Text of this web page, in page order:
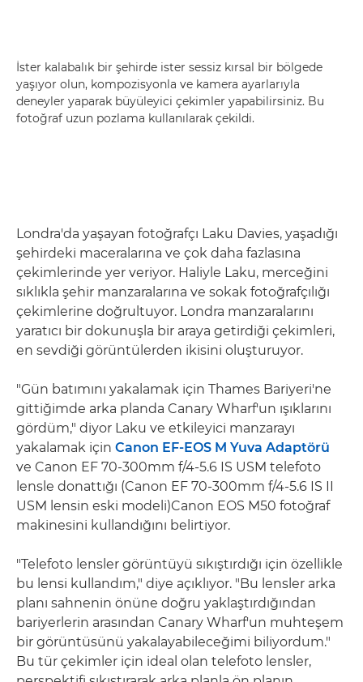
İster kalabalık bir şehirde ister sessiz kırsal bir bölgede
yaşıyor olun, kompozisyonla ve kamera ayarlarıyla
deneyler yaparak büyüleyici çekimler yapabilirsiniz. Bu
fotoğraf uzun pozlama kullanılarak çekildi.
Londra'da yaşayan fotoğrafçı Laku Davies, yaşadığı
şehirdeki maceralarına ve çok daha fazlasına
çekimlerinde yer veriyor. Haliyle Laku, merceğini
sıklıkla şehir manzaralarına ve sokak fotoğrafçılığı
çekimlerine doğrultuyor. Londra manzaralarını
yaratıcı bir dokunuşla bir araya getirdiği çekimleri,
en sevdiği görüntülerden ikisini oluşturuyor.
"Gün batımını yakalamak için Thames Bariyeri'ne
gittiğimde arka planda Canary Wharf'un ışıklarını
gördüm," diyor Laku ve etkileyici manzarayı
yakalamak için Canon EF-EOS M Yuva Adaptörü
ve Canon EF 70-300mm f/4-5.6 IS USM telefoto
lensle donattığı (Canon EF 70-300mm f/4-5.6 IS II
USM lensin eski modeli)Canon EOS M50 fotoğraf
makinesini kullandığını belirtiyor.
"Telefoto lensler görüntüyü sıkıştırdığı için özellikle
bu lensi kullandım," diye açıklıyor. "Bu lensler arka
planı sahnenin önüne doğru yaklaştırdığından
bariyerlerin arasından Canary Wharf'un muhteşem
bir görüntüsünü yakalayabileceğimi biliyordum."
Bu tür çekimler için ideal olan telefoto lensler,